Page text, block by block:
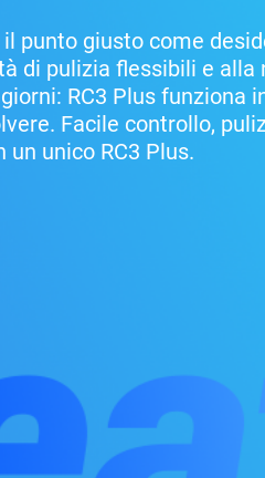
punto giusto come
di pulizia flessibili e
RC3 Plus funziona
Facile controllo,
un unico RC3 Plus.